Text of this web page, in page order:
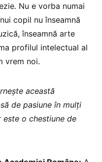
Nu e vorba numai
copil nu înseamnă
înseamnă arte
profilul intelectual al
vrem noi.
această
de pasiune în mulți
o chestiune de